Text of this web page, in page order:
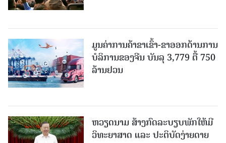
ມູນຄ່າການຄ້າຂາເຂົ້າ-ຂາອອກດ້ານການ
ບໍລິການຂອງຈີນ ບັນລຸ 3,779 ຕື້ 750
ລ້ານຢວນ
ຫວຽດນາມ ສ້າງກົດລະບຽບພັກໃຫ້ມີ
ວິທະຍາສາດ ແລະ ປະຕິບັດງ່າຍດາຍ